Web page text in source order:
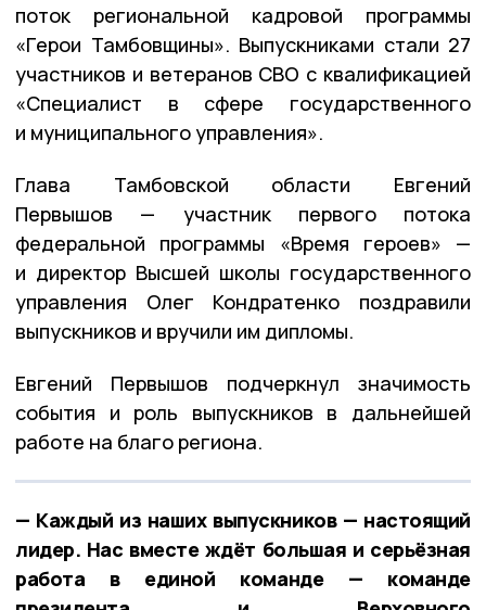
поток региональной кадровой программы
«Герои Тамбовщины». Выпускниками стали 27
участников и ветеранов СВО с квалификацией
«Специалист в сфере государственного
и муниципального управления».
Глава Тамбовской области Евгений
Первышов — участник первого потока
федеральной программы «Время героев» —
и директор Высшей школы государственного
управления Олег Кондратенко поздравили
выпускников и вручили им дипломы.
Евгений Первышов подчеркнул значимость
события и роль выпускников в дальнейшей
работе на благо региона.
— Каждый из наших выпускников — настоящий
лидер. Нас вместе ждёт большая и серьёзная
работа в единой команде — команде